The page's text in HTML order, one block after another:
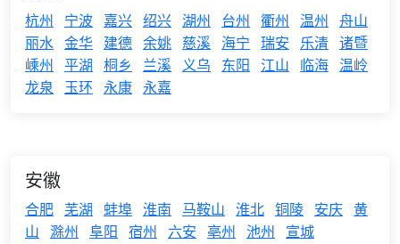
杭州 宁波 嘉兴 绍兴 湖州 台州 衢州 温州 舟山
丽水 金华 建德 余姚 慈溪 海宁 瑞安 乐清 诸暨
嵊州 平湖 桐乡 兰溪 义乌 东阳 江山 临海 温岭
龙泉
玉环 永康 永嘉
安徽
合肥 芜湖 蚌埠 淮南 马鞍山 淮北 铜陵 安庆 黄
山 滁州 阜阳 宿州 六安 亳州 池州 宣城